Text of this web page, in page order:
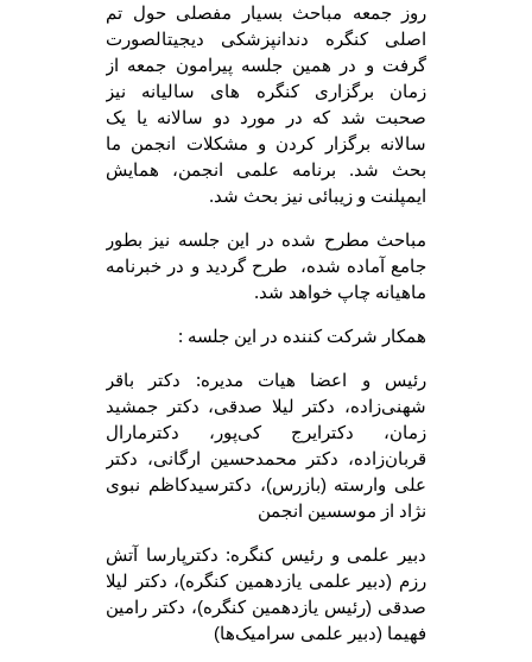
روز جمعه مباحث بسیار مفصلی حول تم
اصلی کنگره دندانپزشکی دیجیتالصورت
گرفت و در همین جلسه پیرامون جمعه از
زمان برگزاری کنگره های سالیانه نیز
صحبت شد که در مورد دو سالانه یا یک
سالانه برگزار کردن و مشکلات انجمن ما
بحث شد. برنامه علمی انجمن، همایش
ایمپلنت و زیبائی نیز بحث شد.
مباحث مطرح شده در این جلسه نیز بطور
جامع آماده شده، طرح گردید و در خبرنامه
ماهیانه چاپ خواهد شد.
همکار شرکت کننده در این جلسه :
رئیس و اعضا هیات مدیره: دکتر باقر
شهنی‌زاده، دکتر لیلا صدقی، دکتر جمشید
زمان، دکترایرج کی‌پور، دکترمارال
قربان‌زاده، دکتر محمدحسین ارگانی، دکتر
علی وارسته (بازرس)، دکترسیدکاظم نبوی
نژاد از موسسین انجمن
دبیر علمی و رئیس کنگره: دکترپارسا آتش
رزم (دبیر علمی یازدهمین کنگره)، دکتر لیلا
صدقی (رئیس یازدهمین کنگره)، دکتر رامین
فهیما (دبیر علمی سرامیک‌ها)